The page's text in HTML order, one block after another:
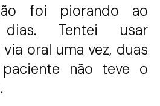
foi piorando ao
Tentei usar
oral uma vez, duas
não teve o